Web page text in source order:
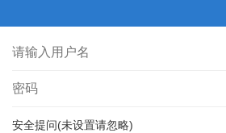
安全提问(未设置请忽略)